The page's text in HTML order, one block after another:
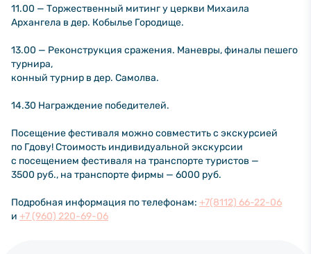
11.00 — Торжественный митинг у церкви Михаила
Архангела в дер. Кобылье Городище.
13.00 — Реконструкция сражения. Маневры, финалы пешего
турнира,
конный турнир в дер. Самолва.
14.30 Награждение победителей.
Посещение фестиваля можно совместить с экскурсией
по Гдову! Стоимость индивидуальной экскурсии
с посещением фестиваля на транспорте туристов —
3500 руб., на транспорте фирмы — 6000 руб.
Подробная информация по телефонам: +7(8112) 66-22-06
и +7 (960) 220-69-06